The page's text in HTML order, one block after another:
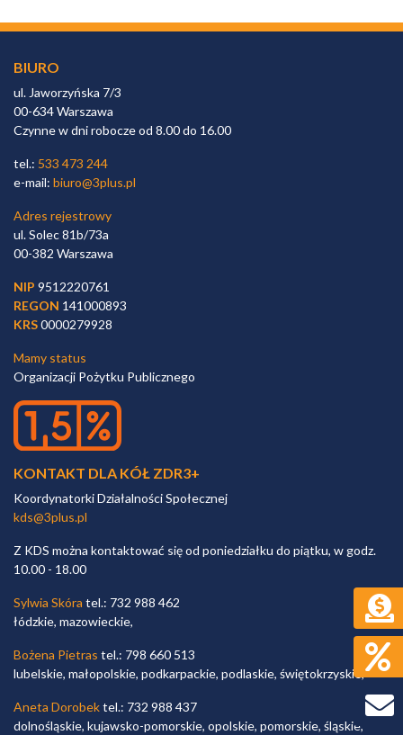
BIURO
ul. Jaworzyńska 7/3
00-634 Warszawa
Czynne w dni robocze od 8.00 do 16.00
tel.: 533 473 244
e-mail: biuro@3plus.pl
Adres rejestrowy
ul. Solec 81b/73a
00-382 Warszawa
NIP 9512220761
REGON 141000893
KRS0000279928
Mamy status
Organizacji Pożytku Publicznego
KONTAKT DLA KÓŁ ZDR3+
Koordynatorki Działalności Społecznej
kds@3plus.pl
Z KDS można kontaktować się od poniedziałku do piątku, w godz.
10.00 - 18.00
Sylwia Skóra tel.: 732 988 462
łódzkie, mazowieckie,
Bożena Pietras tel.: 798 660 513
lubelskie, małopolskie, podkarpackie, podlaskie, świętokrzyskie,
Aneta Dorobektel.: 732 988 437
dolnośląskie, kujawsko-pomorskie, opolskie, pomorskie, śląskie,